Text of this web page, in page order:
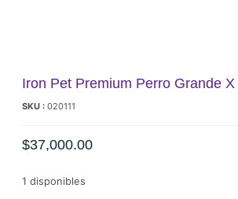
Iron Pet Premium Perro Grande X
SKU : 020111
$37,000.00
1 disponibles